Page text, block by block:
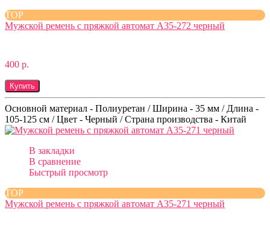
TOP
Мужской ремень с пряжкой автомат A35-272 черный
400 р.
Купить
Основной материал - Полиуретан / Ширина - 35 мм / Длина -
105-125 см / Цвет - Черный / Страна производства - Китай
В закладки
В сравнение
Быстрый просмотр
TOP
Мужской ремень с пряжкой автомат A35-271 черный